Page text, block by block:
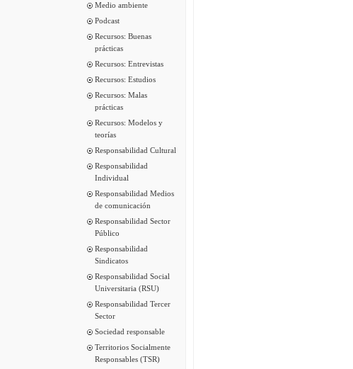
Medio ambiente
Podcast
Recursos: Buenas
prácticas
Recursos: Entrevistas
Recursos: Estudios
Recursos: Malas
prácticas
Recursos: Modelos y
teorías
Responsabilidad Cultural
Responsabilidad
Individual
Responsabilidad Medios
de comunicación
Responsabilidad Sector
Público
Responsabilidad
Sindicatos
Responsabilidad Social
Universitaria (RSU)
Responsabilidad Tercer
Sector
Sociedad responsable
Territorios Socialmente
Responsables (TSR)